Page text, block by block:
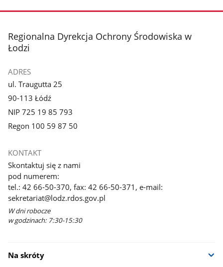
stopka
Regionalna Dyrekcja Ochrony Środowiska w
Łodzi
ADRES
ul. Traugutta 25
90-113 Łódź
NIP 725 19 85 793
Regon 100 59 87 50
KONTAKT
Skontaktuj się z nami
pod numerem:
tel.: 42 66-50-370, fax: 42 66-50-371, e-mail:
sekretariat@lodz.rdos.gov.pl
W dni robocze
w godzinach: 7:30-15:30
Na skróty